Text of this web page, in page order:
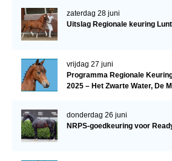
zaterdag 28 juni
Uitslag Regionale keuring
vrijdag 27 juni
Programma Regionale
2025 – Het Zwarte Water, De
donderdag 26 juni
NRPS-goedkeuring voor